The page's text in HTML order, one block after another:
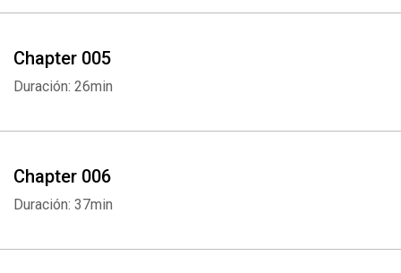
Chapter 005
Duración: 26min
Chapter 006
Duración: 37min